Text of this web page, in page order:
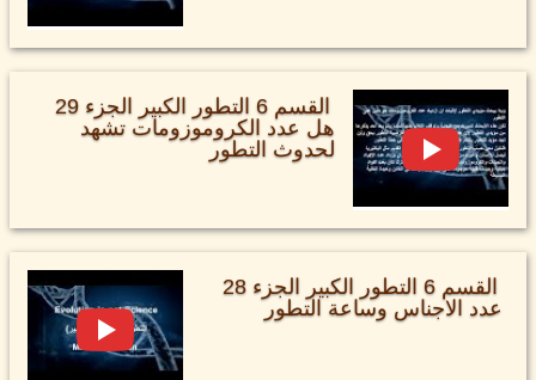
القسم 6 التطور الكبير الجزء 29
هل عدد الكروموزومات تشهد
لحدوث التطور
القسم 6 التطور الكبير الجزء 28
عدد الاجناس وساعة التطور